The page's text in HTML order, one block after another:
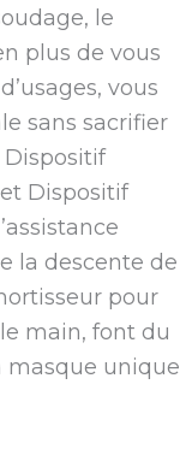
le
plus de vous
vous
sans sacrifier
Dispositif
Dispositif
la descente de
pour
main, font du
masque unique